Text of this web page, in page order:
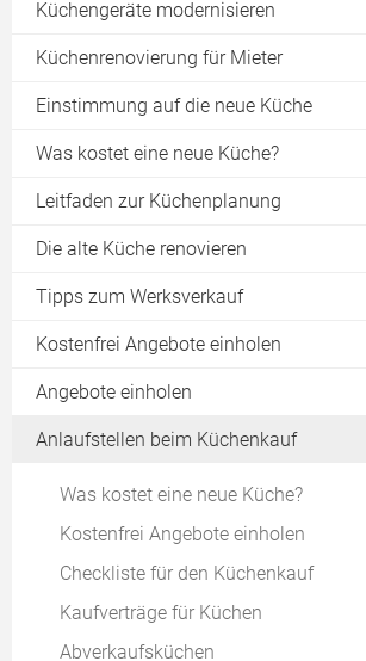
Küchengeräte modernisieren
Küchenrenovierung für Mieter
Einstimmung auf die neue Küche
Trends bei der Küchenplanung
Küchenrenovierung bei Mietverhältnis
Was kostet eine neue Küche?
Leitfaden zur Küchenplanung
Planungsschritt 1: Küchenaufmaß
Planungsschritt 2: Gewohnheiten
Planungsschritt 4: Ergonomie
Planungsschritt 5: Arbeitshöhe
Planungsschritt 6: Designkonzept
Die alte Küche renovieren
Die Optik neu gestalten
Küchengeräte modernisieren
Die Küche neu einrichten
Do-it-yourself Ideen
Küchenfronten erneuern
Arbeitsplatten erneuern
Den Fliesenspiegel erneuern
Tipps zum Werksverkauf
Kostenfrei Angebote einholen
Angebote einholen
Anlaufstellen beim Küchenkauf
Was kostet eine neue Küche?
Kostenfrei Angebote einholen
Checkliste für den Küchenkauf
Kaufverträge für Küchen
Abverkaufsküchen